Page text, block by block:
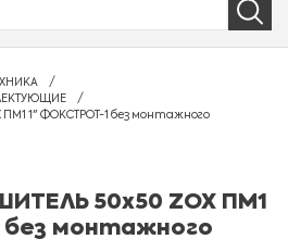
ПМ1 1" ФОКСТРОТ-1 без монтажного
50х50 ZOX ПМ1
монтажного